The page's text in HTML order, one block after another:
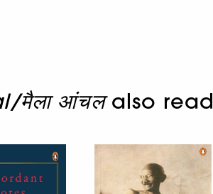
मैला आंचलalso read